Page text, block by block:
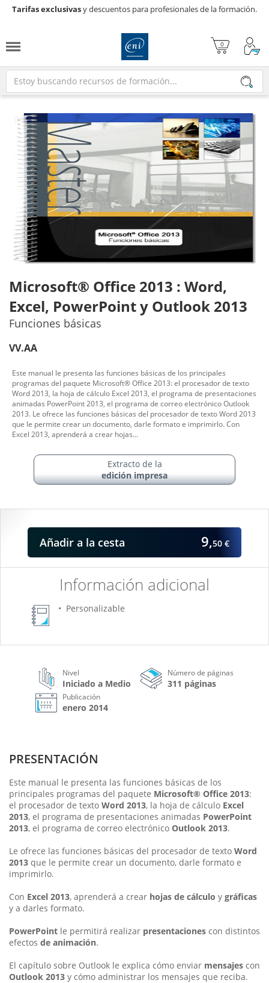
Tarifas exclusivasy descuentos para profesionales de la formación.

Microsoft® Office 2013 : Word,
Excel, PowerPoint y Outlook 2013
Funciones básicas
VV.AA
Información adicional
Personalizable
Añadir a la cesta 9,50 €
Este manual le presenta las funciones básicas de los principales
programas del paquete Microsoft® Office 2013: el procesador de texto
Word 2013, la hoja de cálculo Excel 2013, el programa de presentaciones
animadas PowerPoint 2013, el programa de correo electrónico Outlook
2013. Le ofrece las funciones básicas del procesador de texto Word 2013
que le permite crear un documento, darle formato e imprimirlo. Con
Excel 2013, aprenderá a crear hojas...
Extracto de la
edición impresa
Nivel
Iniciado a Medio
Número de páginas
311 páginas
Publicación
enero 2014
PRESENTACIÓN
Este manual le presenta las funciones básicas de los
principales programas del paquete Microsoft® Office 2013:
el procesador de texto Word 2013, la hoja de cálculo Excel
2013, el programa de presentaciones animadas PowerPoint
2013, el programa de correo electrónico Outlook 2013.
Le ofrece las funciones básicas del procesador de texto Word
2013 que le permite crear un documento, darle formato e
imprimirlo.
Con Excel 2013, aprenderá a crear hojas de cálculo y gráficas
y a darles formato.
PowerPoint le permitirá realizar presentaciones con distintos
efectos de animación.
El capítulo sobre Outlook le explica cómo enviar mensajes con
Outlook 2013 y cómo administrar los mensajes que reciba.